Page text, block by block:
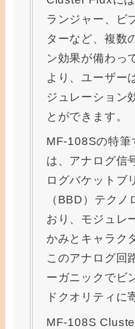
ランジャー、ビ
ターなど、複数
ン効果が備わっ
より、ユーザー
ジュレーション
とができます。
MF-108Sの特筆
は、アナログ信
ログバケットブ
（BBD）テク
おり、モジュレ
かみとキャラク
このアナログ回
ーガニックでビ
ドクオリティに
MF-108S